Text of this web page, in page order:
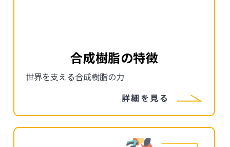
合成樹脂の特徴
世界を支える合成樹脂の力
詳細を見る